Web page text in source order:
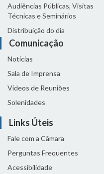
Audiências Públicas, Visitas
Técnicas e Seminários
Distribuição do dia
Comunicação
Notícias
Sala de Imprensa
Vídeos de Reuniões
Solenidades
Links Úteis
Fale com a Câmara
Perguntas Frequentes
Acessibilidade